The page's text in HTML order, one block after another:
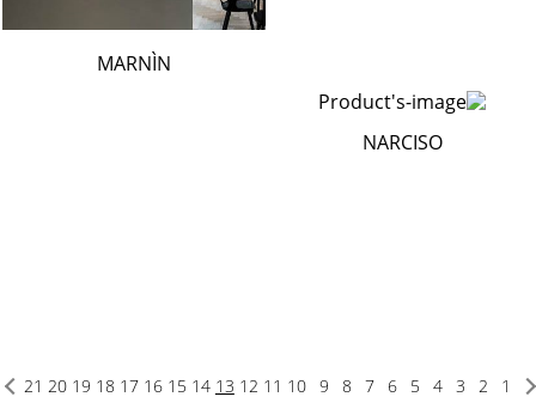
MARNÌN
NARCISO
1
2
3
4
5
6
7
8
9
10
11
12
13
14
15
16
17
18
19
20
21